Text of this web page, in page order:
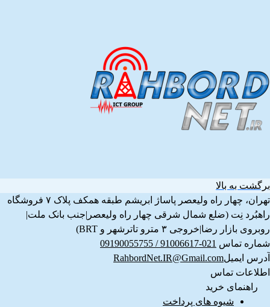
برگشت به بالا
تهران، چهار راه ولیعصر پاساژ ابریشم طبقه همکف پلاک ۷ فروشگاه
راهبُرد نِت (ضلع شمال شرقی چهار راه ولیعصر|جنب بانک ملت|
روبروی بازار رضا|خروجی ۳ مترو تاترشهر و BRT)‎‎
شماره تماس 021-91006617 / 09190055755
آدرس ایمیلRahbordNet.IR@Gmail.com
اطلاعات تماس
راهنمای خرید
شیوه های پرداخت